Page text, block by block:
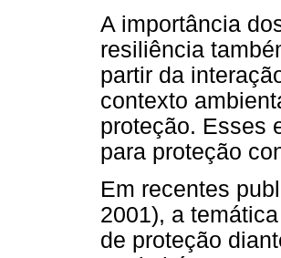
A importância
resiliência
partir da
contexto
proteção. Esses
para proteção
Em recentes
2001), a
de proteção